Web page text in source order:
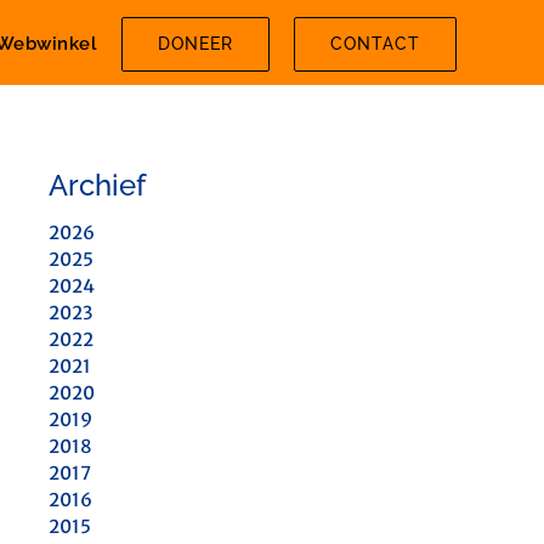
DONEER CONTACT
Archief
2026
2025
2024
2023
2022
2021
2020
2019
2018
2017
2016
2015